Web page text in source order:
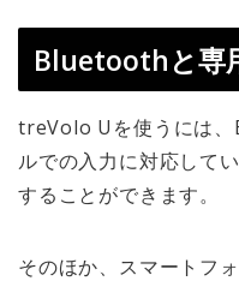
Bluetoothと専
treVolo Uを使うには
ルでの入力に対応して
することができます。
そのほか、スマートフ